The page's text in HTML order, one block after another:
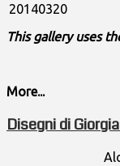
20140320
This gallery uses
More...
Disegni di